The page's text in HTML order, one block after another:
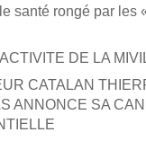
santé rongé par les
DE LA
CATALAN
ANNONCE SA